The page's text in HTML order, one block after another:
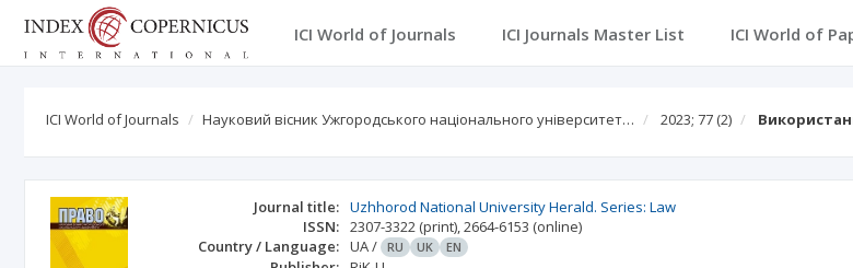
ICI World of Journals ICI Journals Master List ICI World of
ICI World of Journals Науковий вісник Ужгородського національного університет… 2023; 77 (2)
Journal title: Uzhhorod National University Herald. Series: Law
ISSN: 2307-3322 (print),2664-6153 (online)
Country / Language: UA/ RU UK EN